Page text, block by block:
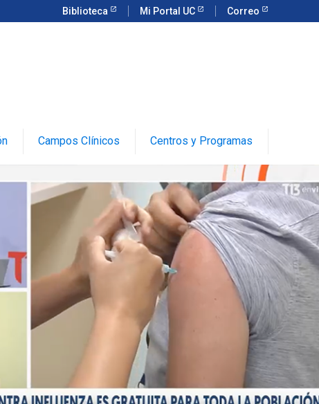
Biblioteca Mi Portal UC Correo
Campos Clínicos Centros y Programas